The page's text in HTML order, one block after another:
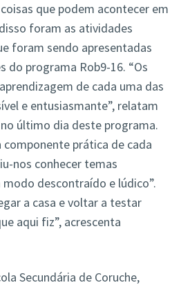
que podem acontecer em
foram as atividades
foram sendo apresentadas
do programa Rob9-16. “Os
de cada uma das
e entusiasmante”, relatam
último dia deste programa.
componente prática de cada
nos conhecer temas
descontraído e lúdico”.
a casa e voltar a testar
aqui fiz”, acrescenta
Secundária de Coruche,